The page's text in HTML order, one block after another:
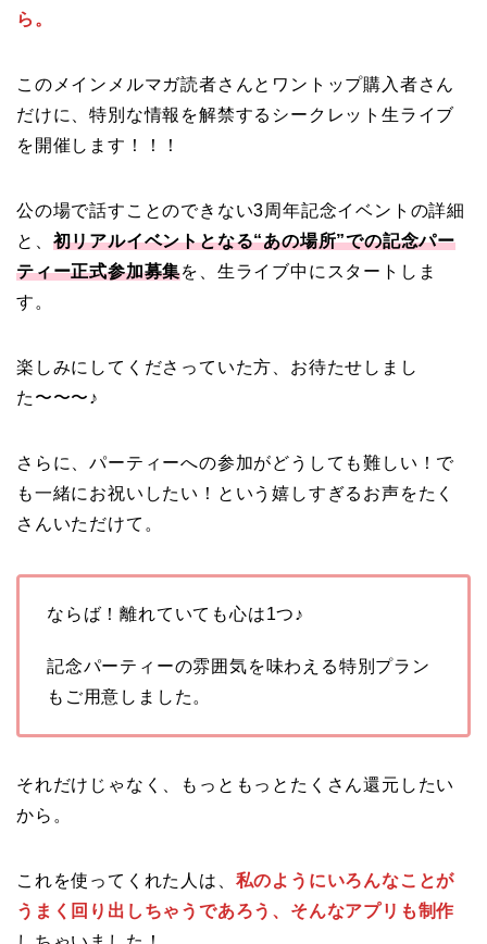
ら。
このメインメルマガ読者さんとワントップ購入者さん
だけに、特別な情報を解禁するシークレット生ライブ
を開催します！！！
公の場で話すことのできない3周年記念イベントの詳細
と、 初リアルイベントとなる“あの場所”での記念パー
ティー正式参加募集を、生ライブ中にスタートしま
す。
楽しみにしてくださっていた方、お待たせしまし
た〜〜〜♪
さらに、パーティーへの参加がどうしても難しい！で
も一緒にお祝いしたい！という嬉しすぎるお声をたく
さんいただけて。
ならば！離れていても心は1つ♪
記念パーティーの雰囲気を味わえる特別プラン
もご用意しました。
それだけじゃなく、もっともっとたくさん還元したい
から。
これを使ってくれた人は、 私のようにいろんなことが
うまく回り出しちゃうであろう、そんなアプリも制作